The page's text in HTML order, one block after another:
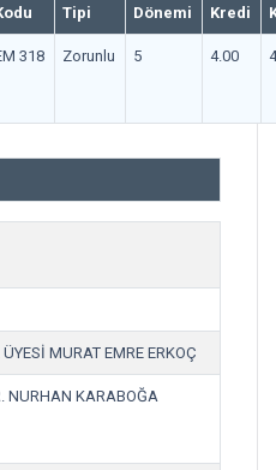
Tipi
Dönemi
Kredi
318 Zorunlu 5 4.00
ÜYESİ MURAT EMRE ERKOÇ
NURHAN KARABOĞA